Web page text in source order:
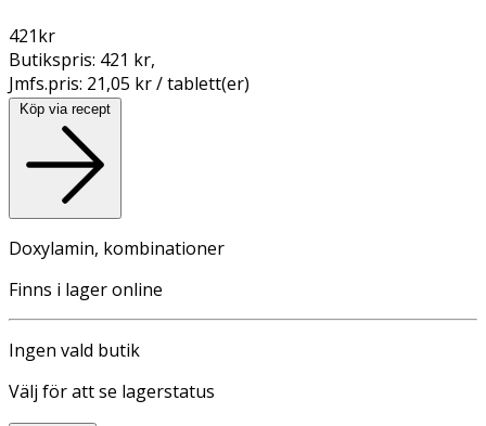
421kr
Butikspris: 421 kr,
Jmfs.pris: 21,05 kr / tablett(er)
Köp via recept
Doxylamin, kombinationer
Finns i lager online
Ingen vald butik
Välj för att se lagerstatus